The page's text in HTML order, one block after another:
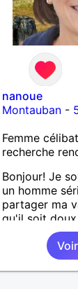
nanoue
Montauban-
Femme
recherche
Bonjour! Je
un homme
partager ma
qu'il soit
ayant un
famille